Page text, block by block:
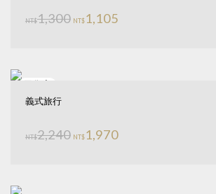
NT$1,300 原始價格：NT$1,300。
NT$1,105目前價格：NT$1,105。
義式旅行
NT$2,240 原始價格：NT$2,240。
NT$1,970目前價格：NT$1,970。